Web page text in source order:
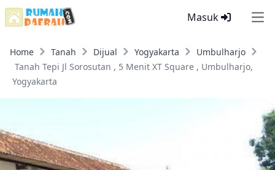
Masuk
Home Tanah Dijual Yogyakarta
Umbulharjo
Tanah Tepi Jl Sorosutan , 5 Menit XT Square , Umbulharjo,
Yogyakarta